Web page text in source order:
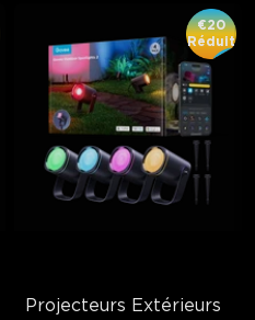
Projecteurs Extérieurs
€20
Réduit